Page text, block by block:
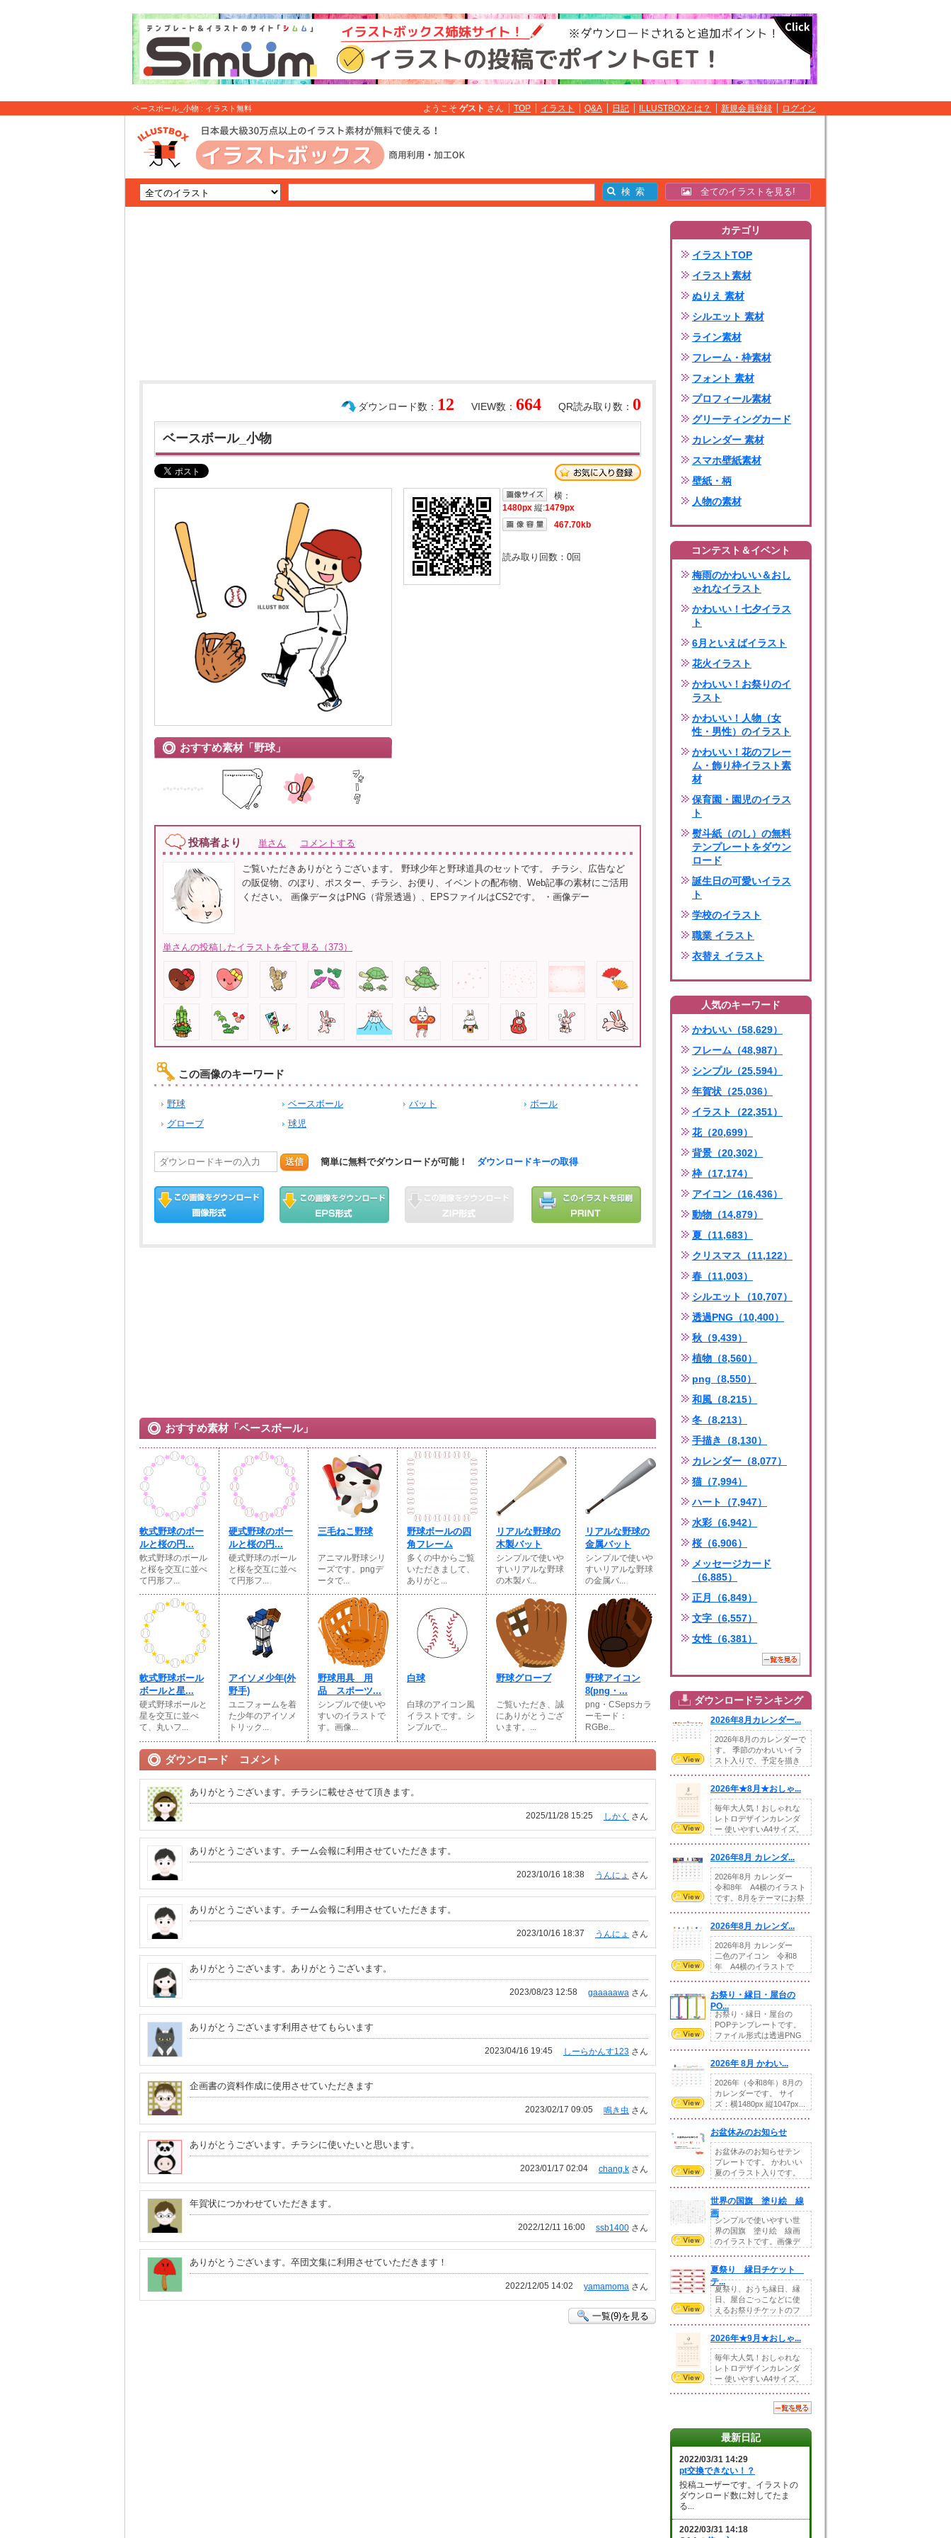
ベースボール_小物 : イラスト無料 ようこそ ゲスト さん TOP イラスト Q&A 日記 ILLUSTBOXとは？ 新規会員登録 ログイン
全てのイラストを見る!
QR読み取り数： 0
VIEW数： 664
ダウンロード数： 12
ベースボール_小物
おすすめ素材「野球」
横：
1480px 縦:1479px
467.70kb
読み取り回数： 0回
投稿者より 単さん コメントする
ご覧いただきありがとうございます。 野球少年と野球道具のセットです。 チラシ、広告など
の販促物、のぼり、ポスター、チラシ、お便り、イベントの配布物、Web記事の素材にご活用
ください。 画像データはPNG（背景透過）、EPSファイルはCS2です。 ・画像デー
単さんの投稿したイラストを全て見る（373）
この画像のキーワード
野球 ベースボール バット
ボール
グローブ
球児
送信 簡単に無料でダウンロードが可能！ ダウンロードキーの取得
おすすめ素材「ベースボール」
軟式野球のボー
ルと桜の円...
軟式野球のボール
と桜を交互に並べ
て円形フ...
硬式野球のボー
ルと桜の円...
硬式野球のボール
と桜を交互に並べ
て円形フ...
三毛ねこ野球
アニマル野球シリ
ーズです。pngデ
ータで...
野球ボールの四
角フレーム
多くの中からご覧
いただきまして、
ありがと...
リアルな野球の
木製バット
シンプルで使いや
すいリアルな野球
の木製バ...
リアルな野球の
金属バット
シンプルで使いや
すいリアルな野球
の金属バ...
軟式野球ボール
ボールと星...
硬式野球ボールと
星を交互に並べ
て、丸いフ...
アイソメ少年(外
野手)
ユニフォームを着
た少年のアイソメ
トリック...
野球用具 用
品 スポーツ...
シンプルで使いや
すいのイラストで
す。画像...
白球
白球のアイコン風
イラストです。シ
ンプルで...
野球グローブ
ご覧いただき、誠
にありがとうござ
います。...
野球アイコン
8(png・...
png・CSepsカラ
ーモード：
RGBe...
ダウンロード コメント
ありがとうございます。チラシに載せさせて頂きます。
しかく さん
2025/11/28 15:25
ありがとうございます。チーム会報に利用させていただきます。
うんにょ さん
2023/10/16 18:38
ありがとうございます。チーム会報に利用させていただきます。
うんにょ さん
2023/10/16 18:37
ありがとうございます。ありがとうございます。
gaaaaawa さん
2023/08/23 12:58
ありがとうございます利用させてもらいます
しーらかんす123 さん
2023/04/16 19:45
企画書の資料作成に使用させていただきます
鳴き虫 さん
2023/02/17 09:05
ありがとうございます。チラシに使いたいと思います。
chang.k さん
2023/01/17 02:04
年賀状につかわせていただきます。
ssb1400 さん
2022/12/11 16:00
ありがとうございます。卒団文集に利用させていただきます！
yamamoma さん
2022/12/05 14:02
一覧(9)を見る
カテゴリ
イラストTOP
イラスト素材
ぬりえ 素材
シルエット 素材
ライン素材
フレーム・枠素材
フォント 素材
プロフィール素材
グリーティングカード
カレンダー 素材
スマホ壁紙素材
壁紙・柄
人物の素材
コンテスト＆イベント
梅雨のかわいい＆おし
ゃれなイラスト
かわいい！七夕イラス
ト
6月といえばイラスト
花火イラスト
かわいい！お祭りのイ
ラスト
かわいい！人物（女
性・男性）のイラスト
かわいい！花のフレー
ム・飾り枠イラスト素
材
保育園・園児のイラス
ト
熨斗紙（のし）の無料
テンプレートをダウン
ロード
誕生日の可愛いイラス
ト
学校のイラスト
職業 イラスト
衣替え イラスト
人気のキーワード
かわいい（58,629）
フレーム（48,987）
シンプル（25,594）
年賀状（25,036）
イラスト（22,351）
花（20,699）
背景（20,302）
枠（17,174）
アイコン（16,436）
動物（14,879）
夏（11,683）
クリスマス（11,122）
春（11,003）
シルエット（10,707）
透過PNG（10,400）
秋（9,439）
植物（8,560）
png（8,550）
和風（8,215）
冬（8,213）
手描き（8,130）
カレンダー（8,077）
猫（7,994）
ハート（7,947）
水彩（6,942）
桜（6,906）
メッセージカード
（6,885）
正月（6,849）
文字（6,557）
女性（6,381）
ダウンロードランキング
2026年8月カレンダー...
2026年8月のカレンダーで
す。 季節のかわいいイラ
スト入りで、予定を描き
2026年★8月★おしゃ...
毎年大人気！おしゃれな
レトロデザインカレンダ
ー 使いやすいA4サイズ。
2026年8月 カレンダ...
2026年8月 カレンダー
令和8年 A4横のイラスト
です。8月をテーマにお祭
2026年8月 カレンダ...
2026年8月 カレンダー
二色のアイコン 令和8
年 A4横のイラストで
お祭り・縁日・屋台の
PO...
お祭り・縁日・屋台の
POPテンプレートです。
ファイル形式は透過PNG
2026年 8月 かわい...
2026年（令和8年）8月の
カレンダーです。 サイ
ズ：横1480px 縦1047px...
お盆休みのお知らせ
お盆休みのお知らせテン
プレートです。 かわいい
夏のイラスト入りです。
世界の国旗 塗り絵 線
画
シンプルで使いやすい世
界の国旗 塗り絵 線画
のイラストです。画像デ
夏祭り 縁日チケット
テ...
夏祭り、おうち縁日、縁
日、屋台ごっこなどに使
えるお祭りチケットのフ
2026年★9月★おしゃ...
毎年大人気！おしゃれな
レトロデザインカレンダ
ー 使いやすいA4サイズ。
最新日記
2022/03/31 14:29
pt交換できない！？
投稿ユーザーです。イラストの
ダウンロード数に対してたま
る...
2022/03/31 14:18